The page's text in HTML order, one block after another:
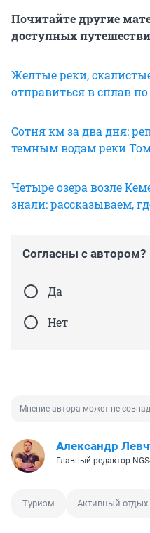
Почитайте другие
доступных
Желтые реки,
отправиться в сплав по
Сотня км за два дня:
темным водам реки
Четыре озера возле
знали: рассказываем,
Согласны с автором?
Да
Нет
Мнение автора может не
Александр
Главный редактор
Туризм Активный отдых